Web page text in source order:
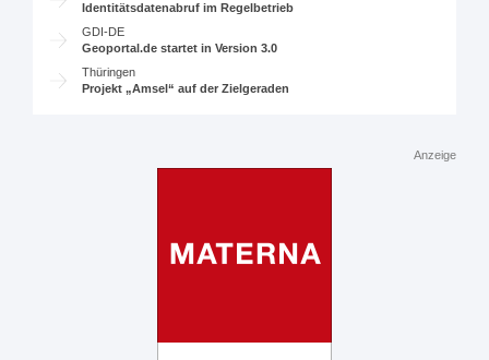
Identitätsdatenabruf im Regelbetrieb
GDI-DE
Geoportal.de startet in Version 3.0
Thüringen
Projekt „Amsel“ auf der Zielgeraden
Anzeige